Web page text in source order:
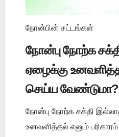
நோன்பின் சட்டங்கள்
நோன்பு நோற்க
ஏழைக்கு
செய்ய வேண்டுமா?
நோன்பு நோற்க சக்தி
உனவளித்தல் எனும்